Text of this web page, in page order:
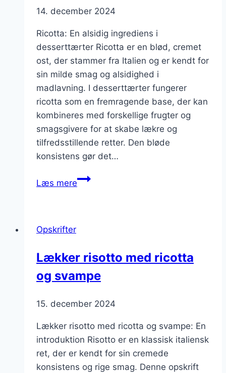
14. december 2024
Ricotta: En alsidig ingrediens i
desserttærter Ricotta er en blød, cremet
ost, der stammer fra Italien og er kendt for
sin milde smag og alsidighed i
madlavning. I desserttærter fungerer
ricotta som en fremragende base, der kan
kombineres med forskellige frugter og
smagsgivere for at skabe lækre og
tilfredsstillende retter. Den bløde
konsistens gør det…
Læs mereRicotta
Opskrifter
Lækker risotto med ricotta
og svampe
15. december 2024
Lækker risotto med ricotta og svampe: En
introduktion Risotto er en klassisk italiensk
ret, der er kendt for sin cremede
konsistens og rige smag. Denne opskrift